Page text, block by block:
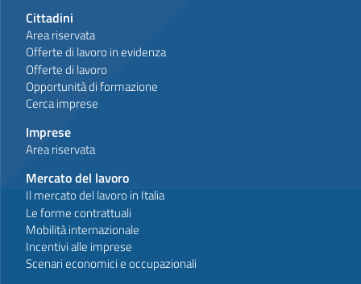
Cittadini
Area riservata
Offerte di lavoro in evidenza
Offerte di lavoro
Opportunità di formazione
Cerca imprese
Imprese
Area riservata
Mercato del lavoro
Il mercato del lavoro in Italia
Le forme contrattuali
Mobilità internazionale
Incentivi alle imprese
Scenari economici e occupazionali